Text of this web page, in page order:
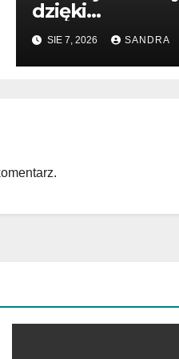
dzięki
wartościowym
publikacjom
SIE 7, 2026 SANDRA